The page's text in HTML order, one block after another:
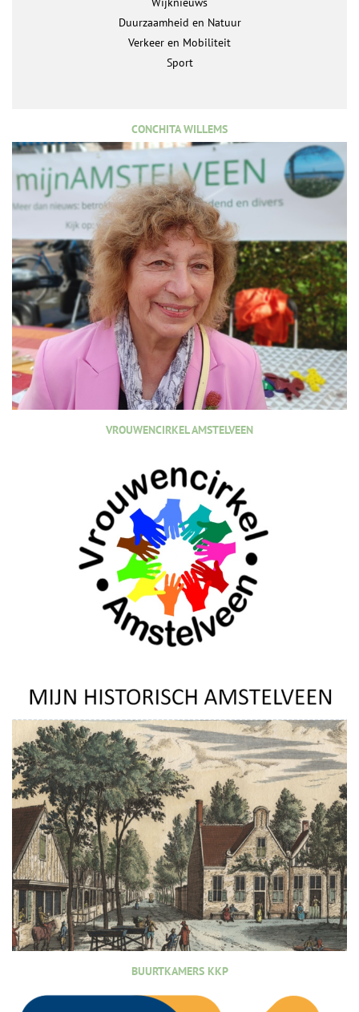
Duurzaamheid en Natuur
Verkeer en Mobiliteit
Sport
CONCHITA WILLEMS
VROUWENCIRKEL AMSTELVEEN
BUURTKAMERS KKP